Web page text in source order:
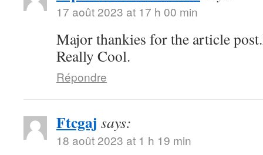
17 août 2023 at 17 h 00 min
Major thankies for the article
Really Cool.
Répondre
Ftcgaj says:
18 août 2023 at 1 h 19 min